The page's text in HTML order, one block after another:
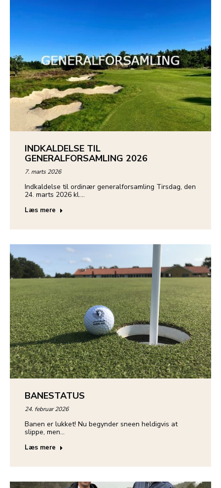
INDKALDELSE TIL
GENERALFORSAMLING 2026
7. marts 2026
Indkaldelse til ordinær generalforsamling Tirsdag, den
24. marts 2026 kl.…
Læs mere
BANESTATUS
24. februar 2026
Banen er lukket! Nu begynder sneen heldigvis at
slippe, men…
Læs mere